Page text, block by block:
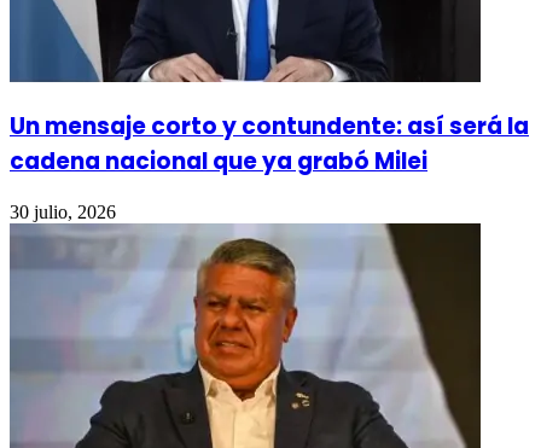
Un mensaje corto y contundente: así será la
cadena nacional que ya grabó Milei
30 julio, 2026